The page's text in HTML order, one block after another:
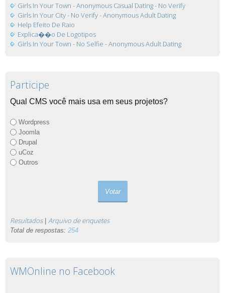
Girls In Your Town - Anonymous Casual Dating - No Verify
Girls In Your City - No Verify - Anonymous Adult Dating
Help Efeito De Raio
Explica��o De Logotipos
Girls In Your Town - No Selfie - Anonymous Adult Dating
Participe
Qual CMS você mais usa em seus projetos?
Wordpress
Joomla
Drupal
uCoz
Outros
Resultados| Arquivo de enquetes
Total de respostas: 254
WMOnline no Facebook